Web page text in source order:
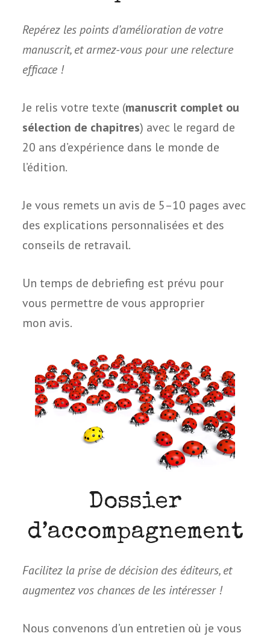
Repérez les points d’amélioration de votre
manus­crit, et armez-vous pour une relec­ture
efficace !
Je relis votre texte (manus­crit com­plet ou
sélec­tion de cha­pitres) avec le regard de
20 ans d’expérience dans le monde de
l’édition.
Je vous remets un avis de 5–10 pages avec
des expli­ca­tions per­son­na­li­sées et des
conseils de retravail.
Un temps de debrie­fing est prévu pour
vous per­mettre de vous appro­prier
mon avis.
Dossier
d’accompagnement
Facilitez la prise de déci­sion des édi­teurs, et
aug­men­tez vos chances de les intéresser !
Nous conve­nons d’un entre­tien où je vous